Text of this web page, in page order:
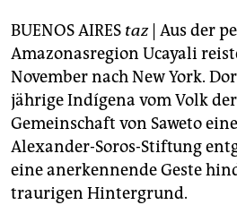
abo
genossenschaft
epaper login
BUENOS AIRES taz| Aus der
Amazonasregion Ucayali
November nach New York.
jährige Indígena vom Volk
Gemeinschaft von Saweto
Alexander-Soros-Stiftung
eine anerkennende Geste
traurigen Hintergrund.